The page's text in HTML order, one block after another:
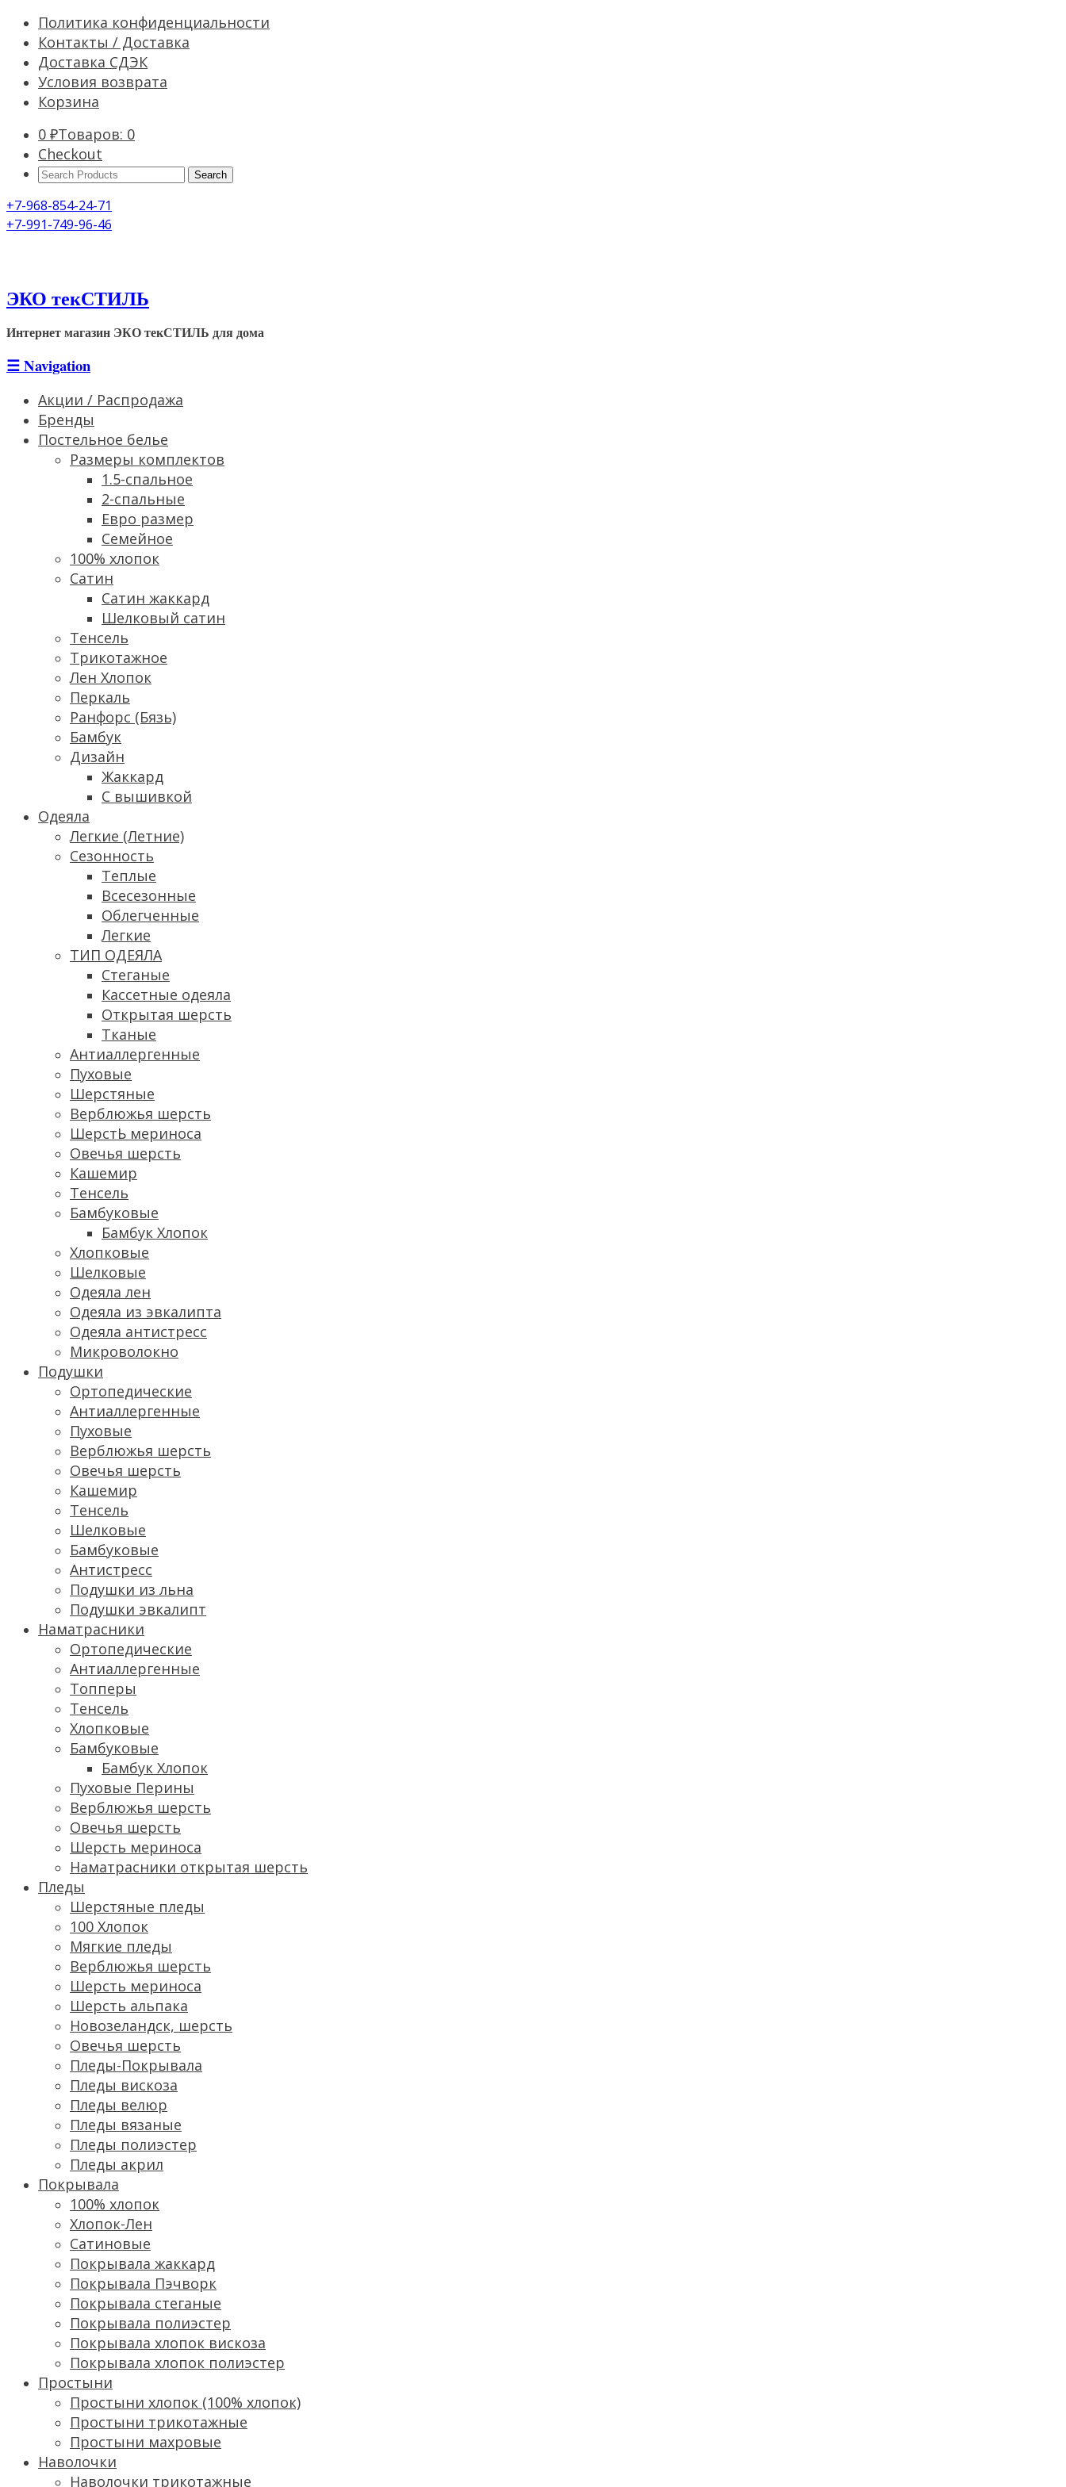
Политика конфиденциальности
Контакты / Доставка
Доставка СДЭК
Условия возврата
Корзина
0 ₽Товаров: 0
Checkout
Search
+7-968-854-24-71
+7-991-749-96-46
ЭКО текСТИЛЬ
Интернет магазин ЭКО текСТИЛЬ для дома
☰Navigation
Акции / Распродажа
Бренды
Постельное белье
Размеры комплектов
1.5-спальное
2-спальные
Евро размер
Семейное
100% хлопок
Сатин
Cатин жаккард
Шелковый сатин
Тенсель
Трикотажное
Лен Хлопок
Перкаль
Ранфорс (Бязь)
Бамбук
Дизайн
Жаккард
С вышивкой
Одеяла
Легкие (Летние)
Сезонность
Теплые
Всесезонные
Облегченные
Легкие
ТИП ОДЕЯЛА
Стеганые
Кассетные одеяла
Открытая шерсть
Тканые
Антиаллергенные
Пуховые
Шерстяные
Верблюжья шерсть
ШерстЬ мериноса
Овечья шерсть
Кашемир
Тенсель
Бамбуковые
Бамбук Хлопок
Хлопковые
Шелковые
Одеяла лен
Одеяла из эвкалипта
Одеяла антистресс
Микроволокно
Подушки
Ортопедические
Антиаллергенные
Пуховые
Верблюжья шерсть
Овечья шерсть
Кашемир
Тенсель
Шелковые
Бамбуковые
Антистресс
Подушки из льна
Подушки эвкалипт
Наматрасники
Ортопедические
Антиаллергенные
Топперы
Тенсель
Хлопковые
Бамбуковые
Бамбук Хлопок
Пуховые Перины
Верблюжья шерсть
Овечья шерсть
Шерсть мериноса
Наматрасники открытая шерсть
Пледы
Шерстяные пледы
100 Хлопок
Мягкие пледы
Верблюжья шерсть
Шерсть мериноса
Шерсть альпака
Новозеландск, шерсть
Овечья шерсть
Пледы-Покрывала
Пледы вискоза
Пледы велюр
Пледы вязаные
Пледы полиэстер
Пледы акрил
Покрывала
100% хлопок
Хлопок-Лен
Сатиновые
Покрывала жаккард
Покрывала Пэчворк
Покрывала стеганые
Покрывала полиэстер
Покрывала хлопок вискоза
Покрывала хлопок полиэстер
Простыни
Простыни хлопок (100% хлопок)
Простыни трикотажные
Простыни махровые
Наволочки
Наволочки трикотажные